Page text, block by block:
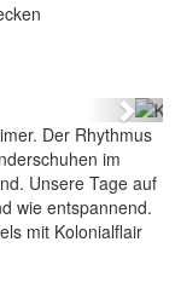
Next
Der Rhythmus
im
Unsere Tage auf
wie entspannend.
mit Kolonialflair